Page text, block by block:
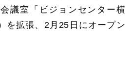
会議室「ビジョンセンター横
を拡張、2月25日にオープン